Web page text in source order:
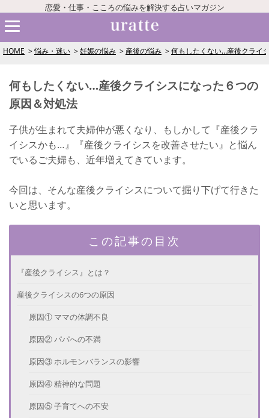
恋愛・仕事・こころの悩みを解決する占いマガジン
HOME 悩み・迷い 妊娠の悩み 産後の悩み 何もしたくない…産後クライ
何もしたくない…産後クライシスになった６つの
原因＆対処法
子供が生まれて夫婦仲が悪くなり、もしかして『産後クラ
イシスかも…』『産後クライシスを改善させたい』と悩ん
でいるご夫婦も、近年増えてきています。
今回は、そんな産後クライシスについて掘り下げて行きた
いと思います。
この記事の目次
『産後クライシス』とは？
産後クライシスの6つの原因
原因① ママの体調不良
原因② パパへの不満
原因③ ホルモンバランスの影響
原因④ 精神的な問題
原因⑤ 子育てへの不安